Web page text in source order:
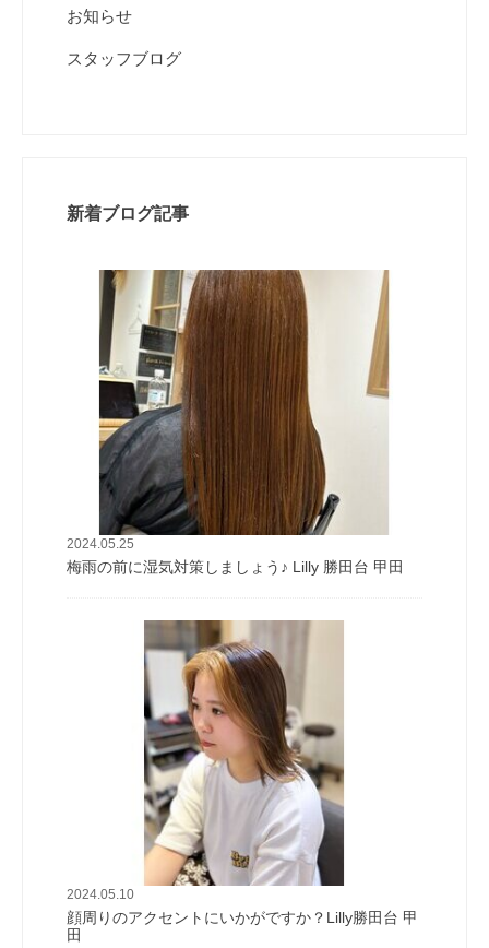
お知らせ
スタッフブログ
新着ブログ記事
2024.05.25
梅雨の前に湿気対策しましょう♪ Lilly 勝田台 甲田
2024.05.10
顔周りのアクセントにいかがですか？Lilly勝田台 甲
田